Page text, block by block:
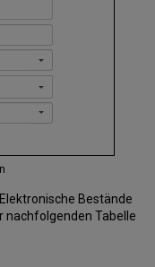
Bestände
nachfolgenden Tabelle